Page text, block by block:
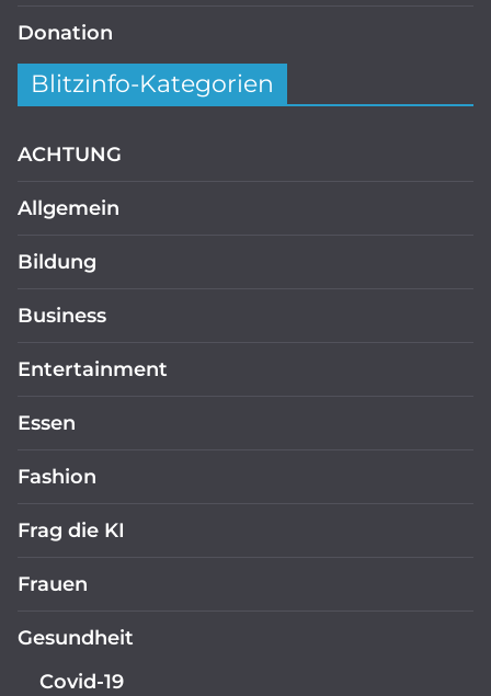
Donation
Blitzinfo-Kategorien
ACHTUNG
Allgemein
Bildung
Business
Entertainment
Essen
Fashion
Frag die KI
Frauen
Gesundheit
Covid-19